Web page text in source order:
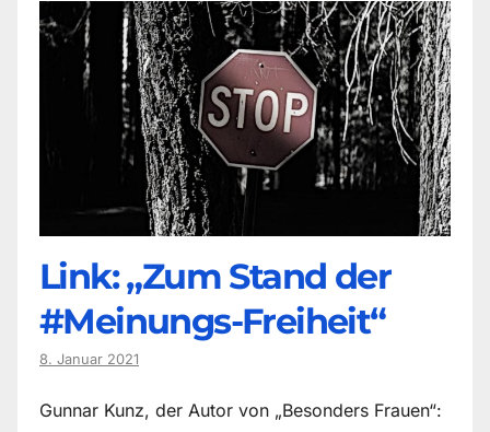
Link: „Zum Stand der
#Meinungs-Freiheit“
8. Januar 2021
Gunnar Kunz, der Autor von „Besonders Frauen“: